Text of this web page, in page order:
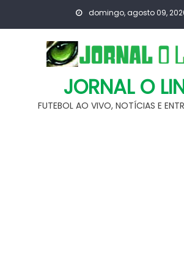
domingo, agosto 09,
JORNAL O
FUTEBOL AO VIVO, NOTÍCIAS E